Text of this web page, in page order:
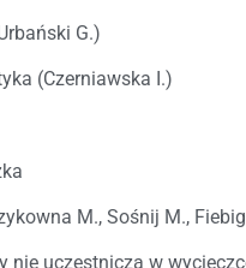
G.)
(Czerniawska I.)
M., Sośnij M.,
nie uczestniczą w